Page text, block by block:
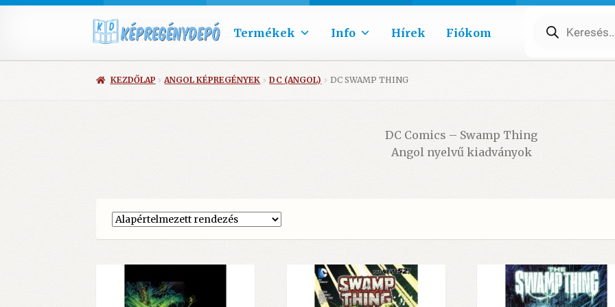
Termékek Info Hírek Fiókom search
KEZDŐLAP ANGOL KÉPREGÉNYEK DC (ANGOL) DC SWAMP THING
DC Comics – Swamp Thing
Angol nyelvű kiadványok